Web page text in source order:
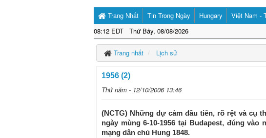
Trang Nhất
08:12 EDT Thứ Bảy, 08/08/2026
Tin Trong Ngày Hungary Việt Nam -
Trang nhất Lịch sử
1956 (2)
Thứ năm - 12/10/2006 13:46
(NCTG) Những dự cảm đầu tiên, rõ rệt và cụ
ngày mùng 6-10-1956 tại Budapest, đúng
mạng dân chủ Hung 1848.